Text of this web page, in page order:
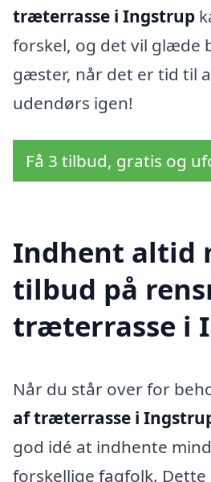
træterrasse i Ingstrup
forskel, og det vil glæde
gæster, når det er tid til
udendørs igen!
Få 3 tilbud, gratis og
Indhent altid
tilbud på
træterrasse i
Når du står over for
af træterrasse i
god idé at indhente
forskellige fagfolk.